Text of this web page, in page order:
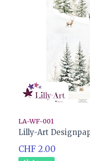
LA-WF-001
Lilly-Art
CHF 2.00